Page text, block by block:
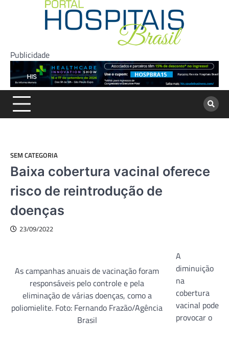
Publicidade
SEM CATEGORIA
Baixa cobertura vacinal oferece
risco de reintrodução de
doenças
23/09/2022
As campanhas anuais de vacinação foram
responsáveis pelo controle e pela
eliminação de várias doenças, como a
poliomielite. Foto: Fernando Frazão/Agência
Brasil
A
diminuição
na
cobertura
vacinal pode
provocar o